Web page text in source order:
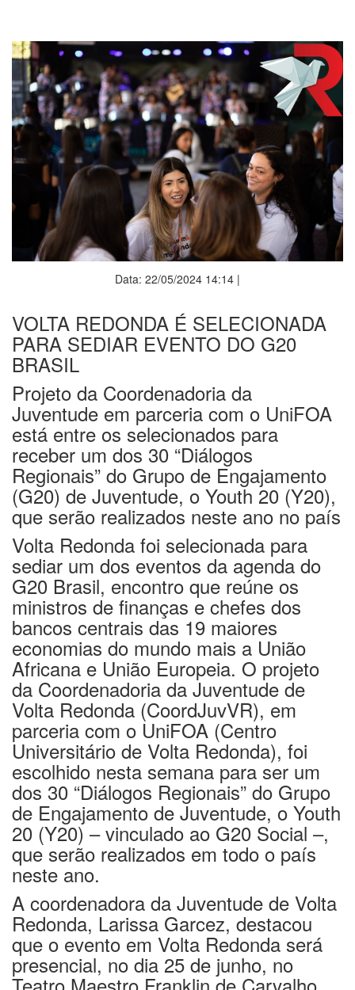
Data: 22/05/2024 14:14 |
VOLTA REDONDA É SELECIONADA
PARA SEDIAR EVENTO DO G20
BRASIL
Projeto da Coordenadoria da
Juventude em parceria com o UniFOA
está entre os selecionados para
receber um dos 30 “Diálogos
Regionais” do Grupo de Engajamento
(G20) de Juventude, o Youth 20 (Y20),
que serão realizados neste ano no país
Volta Redonda foi selecionada para
sediar um dos eventos da agenda do
G20 Brasil, encontro que reúne os
ministros de finanças e chefes dos
bancos centrais das 19 maiores
economias do mundo mais a União
Africana e União Europeia. O projeto
da Coordenadoria da Juventude de
Volta Redonda (CoordJuvVR), em
parceria com o UniFOA (Centro
Universitário de Volta Redonda), foi
escolhido nesta semana para ser um
dos 30 “Diálogos Regionais” do Grupo
de Engajamento de Juventude, o Youth
20 (Y20) – vinculado ao G20 Social –,
que serão realizados em todo o país
neste ano.
A coordenadora da Juventude de Volta
Redonda, Larissa Garcez, destacou
que o evento em Volta Redonda será
presencial, no dia 25 de junho, no